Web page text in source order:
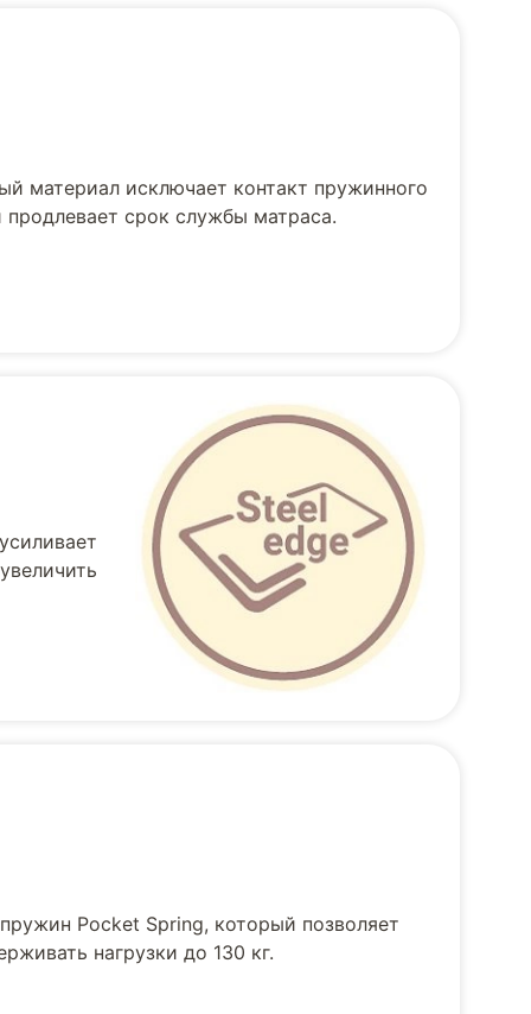
материал исключает контакт пружинного
срок службы матраса.
Pocket Spring, который позволяет
нагрузки до 130 кг.